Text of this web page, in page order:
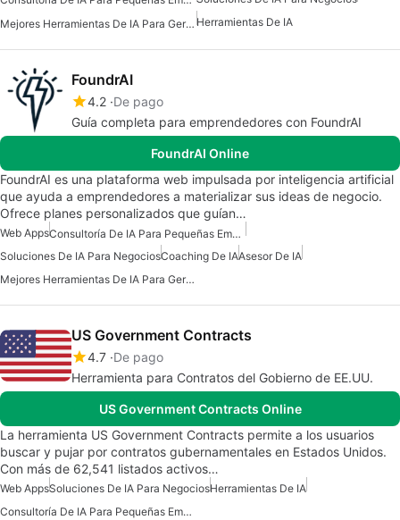
Mejores Herramientas De IA Para Gerentes De Producto Herramientas De IA
FoundrAI
4.2 De pago
Guía completa para emprendedores con FoundrAI
FoundrAI Online
FoundrAI es una plataforma web impulsada por inteligencia artificial
que ayuda a emprendedores a materializar sus ideas de negocio.
Ofrece planes personalizados que guían…
Web Apps
Consultoría De IA Para Pequeñas Empresas
Soluciones De IA Para NegociosCoaching De IAAsesor De IA
Mejores Herramientas De IA Para Gerentes De Producto
US Government Contracts
4.7 De pago
Herramienta para Contratos del Gobierno de EE.UU.
US Government Contracts Online
La herramienta US Government Contracts permite a los usuarios
buscar y pujar por contratos gubernamentales en Estados Unidos.
Con más de 62,541 listados activos…
Web AppsSoluciones De IA Para NegociosHerramientas De IA
Consultoría De IA Para Pequeñas Empresas